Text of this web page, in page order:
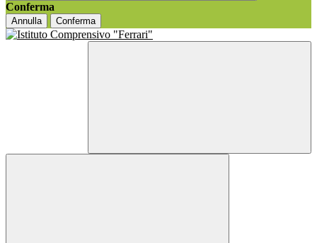
Conferma
Annulla Conferma